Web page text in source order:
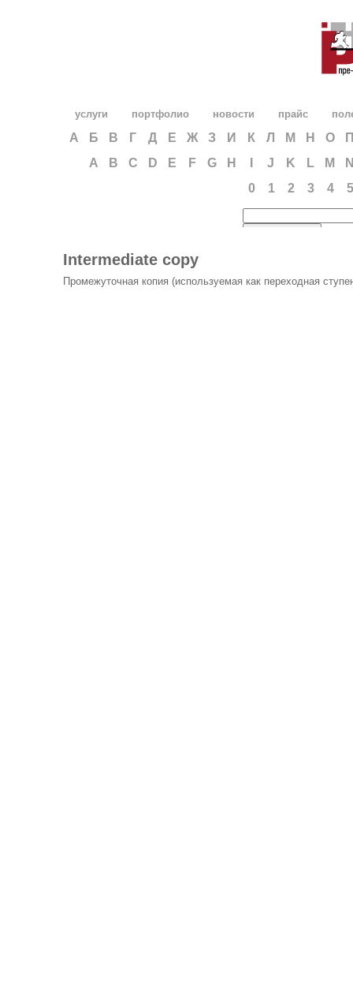
услуги портфолио новости прайс
А Б В Г Д Е Ж З И К Л М Н О
A
B C D E F G H J K L M
0
1 2 3 4 5
Intermediate copy
Промежуточная копия (используемая как переходная